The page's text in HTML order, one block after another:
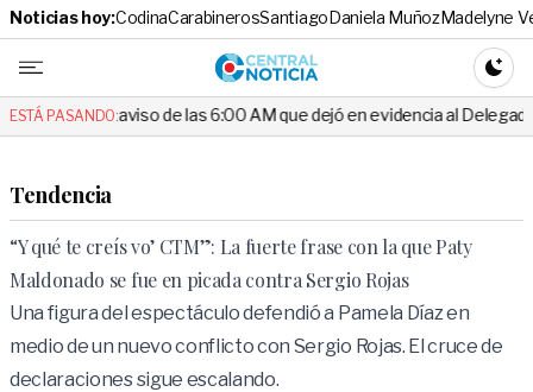
Noticias hoy:CodinaCarabinerosSantiagoDaniela MuñozMadelyne
Central
ESTÁ PASANDO:
de las 6:00 AM que dejó en evidencia al Delegado
Tendencia
“Y qué te creís vo’ CTM”: La fuerte frase con la que Paty
Maldonado se fue en picada contra Sergio Rojas
Una figura del espectáculo defendió a Pamela Díaz en
medio de un nuevo conflicto con Sergio Rojas. El cruce de
declaraciones sigue escalando.